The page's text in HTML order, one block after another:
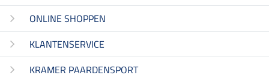
ONLINE SHOPPEN
KLANTENSERVICE
KRAMER PAARDENSPORT